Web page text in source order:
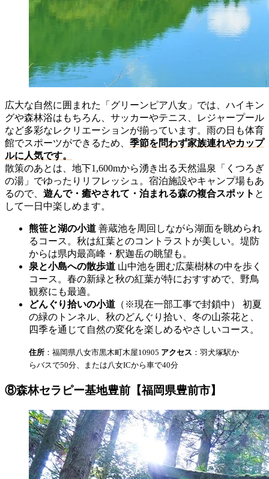
広大な自然に囲まれた「グリーンピア八女」では、ハイキン
グや森林浴はもちろん、サッカーやテニス、レジャープール
など多彩なレクリエーションが揃っています。雨の日も体育
館でスポーツができるため、 季節を問わず家族連れやカップ
ルに人気です。
散策のあとは、地下1,600mから湧き出る天然温泉「くつろぎ
の湯」でゆったりリフレッシュ。宿泊施設やキャンプ場もあ
るので、 遊んで・癒やされて・泊まれる森の複合スポット と
して一日中楽しめます。
熊笹と湖の小道 善蔵池を周回しながら湖面を眺められ
るコース。秋は紅葉とのコントラストが美しい。堤防
からは県内最高峰・釈迦岳の眺望も。
泉と小島への散歩道 山中池を囲む広葉樹林の中を歩く
コース。春の新緑と秋の紅葉が特におすすめで、野鳥
観察にも最適。
どんぐり拾いの小道 （※現在一部工事で封鎖中） 初夏
の緑のトンネル、秋のどんぐり拾い、冬の山茶花と、
四季を通じて自然の変化を楽しめるやさしいコース。
住所 ：福岡県八女市黒木町木屋10905 アクセス ：羽犬塚駅か
らバスで50分、または八女ICから車で40分
⑧森林セラピー基地豊前【福岡県豊前市】